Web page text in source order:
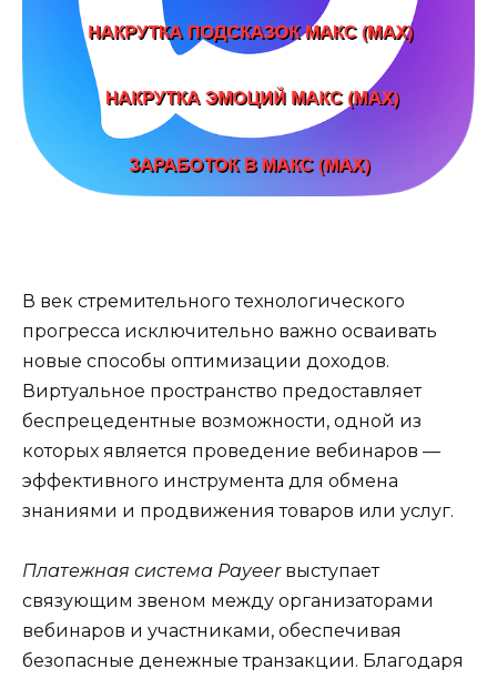
В век стремительного технологического
прогресса исключительно важно осваивать
новые способы оптимизации доходов.
Виртуальное пространство предоставляет
беспрецедентные возможности, одной из
которых является проведение вебинаров —
эффективного инструмента для обмена
знаниями и продвижения товаров или услуг.
Платежная система Payeer выступает
связующим звеном между организаторами
вебинаров и участниками, обеспечивая
безопасные денежные транзакции. Благодаря